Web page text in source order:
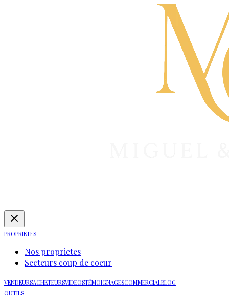
PROPRIETES
Nos proprietes
Secteurs coup de coeur
VENDEURSACHETEURSVIDEOSTÉMOIGNAGESCOMMERCIALBLOG
OUTILS